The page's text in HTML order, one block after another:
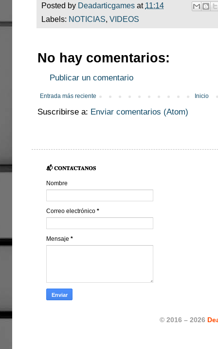
Posted by Deadarticgames at 11:14
Labels: NOTICIAS, VIDEOS
No hay comentarios:
Publicar un comentario
Entrada más reciente Inicio
Suscribirse a: Enviar comentarios (Atom)
📬 𝐂𝐎𝐍𝐓𝐀́𝐂𝐓𝐀𝐍𝐎𝐒
Nombre
Correo electrónico *
Mensaje *
© 2016 – 2026